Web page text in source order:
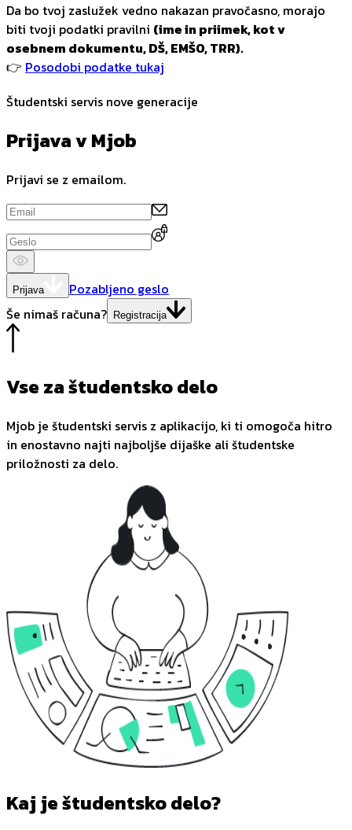
Da bo tvoj zaslužek vedno nakazan pravočasno, morajo
biti tvoji podatki pravilni (ime in priimek, kot v
osebnem dokumentu, DŠ, EMŠO, TRR).
👉 Posodobi podatke tukaj
Študentski servis nove generacije
Prijava v Mjob
Prijavi se z emailom.
Prijava
Pozabljeno geslo
Še nimaš računa? Registracija
Vse za študentsko delo
Mjob je študentski servis z aplikacijo, ki ti omogoča hitro
in enostavno najti najboljše dijaške ali študentske
priložnosti za delo.
Kaj je študentsko delo?